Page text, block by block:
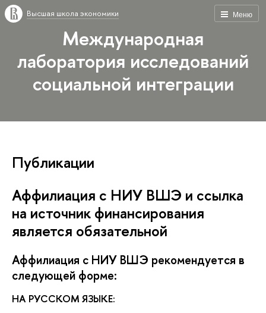
Меню
Высшая школа экономики
Международная
лаборатория исследований
социальной интеграции
Публикации
Аффилиация с НИУ ВШЭ и ссылка
на источник финансирования
является обязательной
Аффилиация с НИУ ВШЭ рекомендуется в
следующей форме:
НА РУССКОМ ЯЗЫКЕ: